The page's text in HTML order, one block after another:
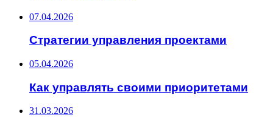
07.04.2026
Стратегии управления проектами
05.04.2026
Как управлять своими приоритетами
31.03.2026